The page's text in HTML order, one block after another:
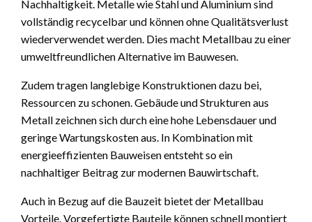
Nachhaltigkeit. Metalle wie Stahl und Aluminium sind
vollständig recycelbar und können ohne Qualitätsverlust
wiederverwendet werden. Dies macht Metallbau zu einer
umweltfreundlichen Alternative im Bauwesen.
Zudem tragen langlebige Konstruktionen dazu bei,
Ressourcen zu schonen. Gebäude und Strukturen aus
Metall zeichnen sich durch eine hohe Lebensdauer und
geringe Wartungskosten aus. In Kombination mit
energieeffizienten Bauweisen entsteht so ein
nachhaltiger Beitrag zur modernen Bauwirtschaft.
Auch in Bezug auf die Bauzeit bietet der Metallbau
Vorteile. Vorgefertigte Bauteile können schnell montiert